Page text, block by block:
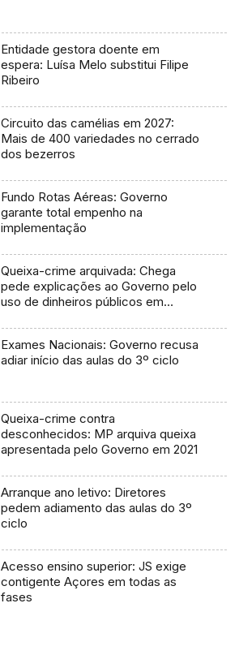
Entidade gestora doente em
espera: Luísa Melo substitui Filipe
Ribeiro
Circuito das camélias em 2027:
Mais de 400 variedades no cerrado
dos bezerros
Fundo Rotas Aéreas: Governo
garante total empenho na
implementação
Queixa-crime arquivada: Chega
pede explicações ao Governo pelo
uso de dinheiros públicos em
Exames Nacionais: Governo recusa
adiar início das aulas do 3º ciclo
Queixa-crime contra
desconhecidos: MP arquiva queixa
apresentada pelo Governo em 2021
Arranque ano letivo: Diretores
pedem adiamento das aulas do 3º
ciclo
Acesso ensino superior: JS exige
contigente Açores em todas as
fases